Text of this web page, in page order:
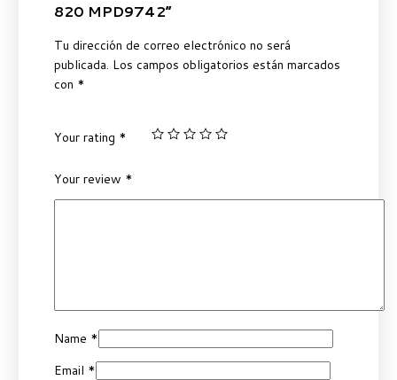
820 MPD9742”
Tu dirección de correo electrónico no será
publicada. Los campos obligatorios están marcados
con *
Your rating *
Your review *
Name *
Email *